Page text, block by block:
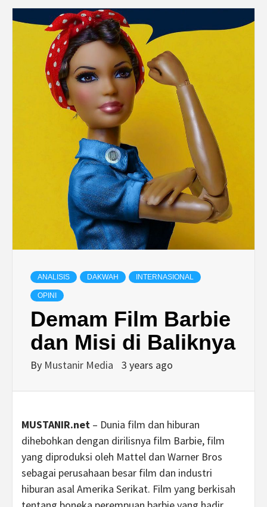
ANALISIS DAKWAH INTERNASIONAL
OPINI
Demam Film Barbie
dan Misi di Baliknya
By Mustanir Media 3 years ago
MUSTANIR.net – Dunia film dan hiburan
dihebohkan dengan dirilisnya film Barbie, film
yang diproduksi oleh Mattel dan Warner Bros
sebagai perusahaan besar film dan industri
hiburan asal Amerika Serikat. Film yang berkisah